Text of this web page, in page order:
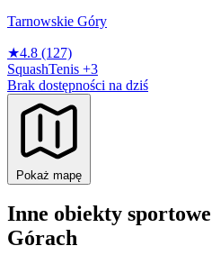
Tarnowskie Góry
★4.8 (127)
SquashTenis +3
Brak dostępności na dziś
Pokaż mapę
Inne obiekty
Górach